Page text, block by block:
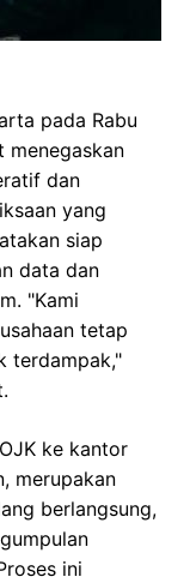
pada Rabu
menegaskan
dan
yang
siap
data dan
"Kami
tetap
terdampak,"
ke kantor
merupakan
berlangsung,
ini